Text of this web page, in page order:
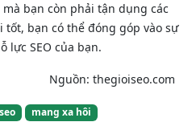
bạn còn phải tận dụng các
bạn có thể đóng góp vào sự
lực SEO của bạn.
Nguồn: thegioiseo.com
mang xa hôi